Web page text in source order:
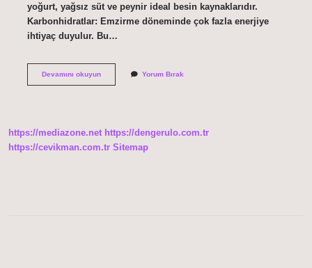
yoğurt, yağsız süt ve peynir ideal besin kaynaklarıdır.
Karbonhidratlar: Emzirme döneminde çok fazla enerjiye
ihtiyaç duyulur. Bu…
Devamını okuyunSüt
Yorum Bırak
https://mediazone.net https://dengerulo.com.tr
https://cevikman.com.tr Sitemap